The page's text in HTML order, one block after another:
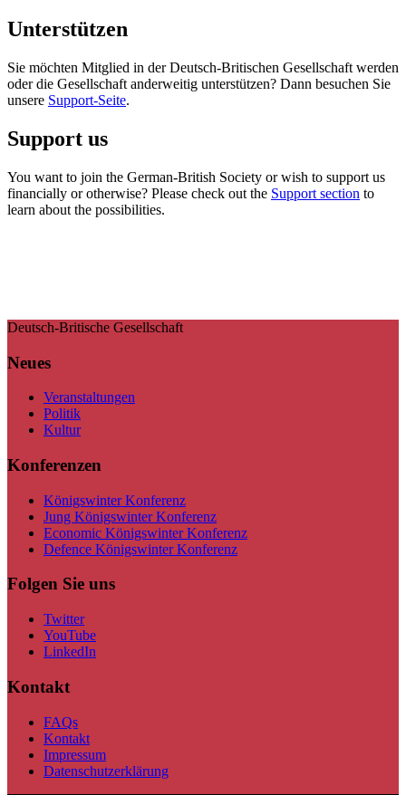
Unterstützen
Sie möchten Mitglied in der Deutsch-Britischen Gesellschaft werden
oder die Gesellschaft anderweitig unterstützen? Dann besuchen Sie
unsere Support-Seite.
Support us
You want to join the German-British Society or wish to support us
financially or otherwise? Please check out the Support section to
learn about the possibilities.
Deutsch-Britische Gesellschaft
Neues
Veranstaltungen
Politik
Kultur
Konferenzen
Königswinter Konferenz
Jung Königswinter Konferenz
Economic Königswinter Konferenz
Defence Königswinter Konferenz
Folgen Sie uns
Twitter
YouTube
LinkedIn
Kontakt
FAQs
Kontakt
Impressum
Datenschutzerklärung